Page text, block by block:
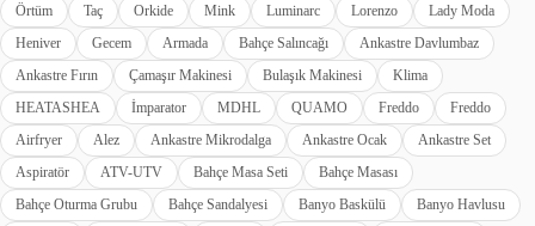
Örtüm
Taç Orkide Mink Luminarc Lorenzo
Lady Moda
Heniver
Gecem Armada Bahçe Salıncağı
Ankastre Davlumbaz
Ankastre Fırın
Çamaşır Makinesi Bulaşık Makinesi
Klima
HEATASHEA
İmparator MDHL QUAMO Freddo
Freddo
Airfryer
Alez Ankastre Mikrodalga Ankastre Ocak
Ankastre Set
Aspiratör
ATV-UTV Bahçe Masa Seti
Bahçe Masası
Bahçe Oturma Grubu
Bahçe Sandalyesi Banyo Baskülü
Banyo Havlusu